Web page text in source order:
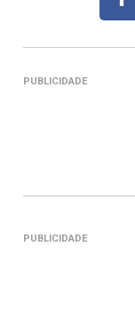
PUBLICIDADE
PUBLICIDADE